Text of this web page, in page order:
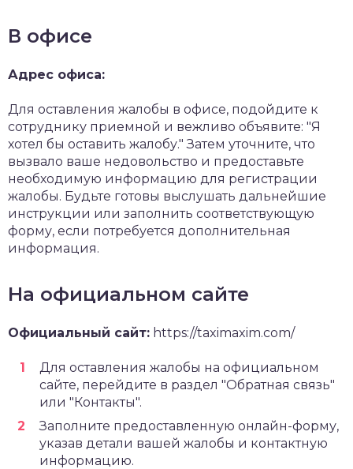
В офисе
Адрес офиса:
Для оставления жалобы в офисе, подойдите к
сотруднику приемной и вежливо объявите: "Я
хотел бы оставить жалобу." Затем уточните, что
вызвало ваше недовольство и предоставьте
необходимую информацию для регистрации
жалобы. Будьте готовы выслушать дальнейшие
инструкции или заполнить соответствующую
форму, если потребуется дополнительная
информация.
На официальном сайте
Официальный сайт: https://taximaxim.com/
Для оставления жалобы на официальном
сайте, перейдите в раздел "Обратная связь"
или "Контакты".
Заполните предоставленную онлайн-форму,
указав детали вашей жалобы и контактную
информацию.